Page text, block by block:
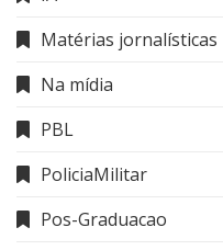
Matérias jornalísticas
Na mídia
PBL
PoliciaMilitar
Pos-Graduacao